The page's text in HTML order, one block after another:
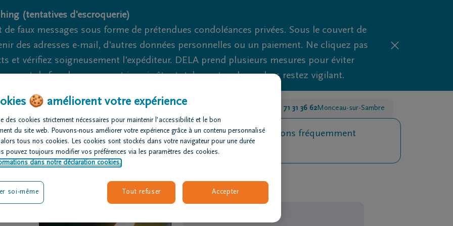
(tentatives d'escroquerie)
faux messages sous forme de prétendues condoléances privées. Sous le couvert de
des adresses e-mail, d'autres données personnelles ou un paiement. Ne cliquez pas
et vérifiez soigneusement l'expéditeur. DELA prend plusieurs mesures pour éviter
et de fraude ne peuvent jamais être totalement exclues, alors restez vigilant.
Nous sommes là pour vous 24h/24 +32 71 31 36 62Monceau-sur-Sambre
des
Avis de
décès
Nos centres
funéraires
Questions fréquemment
🍪 améliorent votre expérience
des cookies strictement nécessaires pour maintenir l’accessibilité et le bon
du site web. Pouvons-nous améliorer votre expérience grâce à un contenu personnalisé
alors tous nos cookies. Les cookies sont stockés dans votre navigateur pour une durée
pouvez toujours modifier vos préférences via les paramètres des cookies.
dans notre déclaration cookies.
Tout refuser Accepter
soi-même